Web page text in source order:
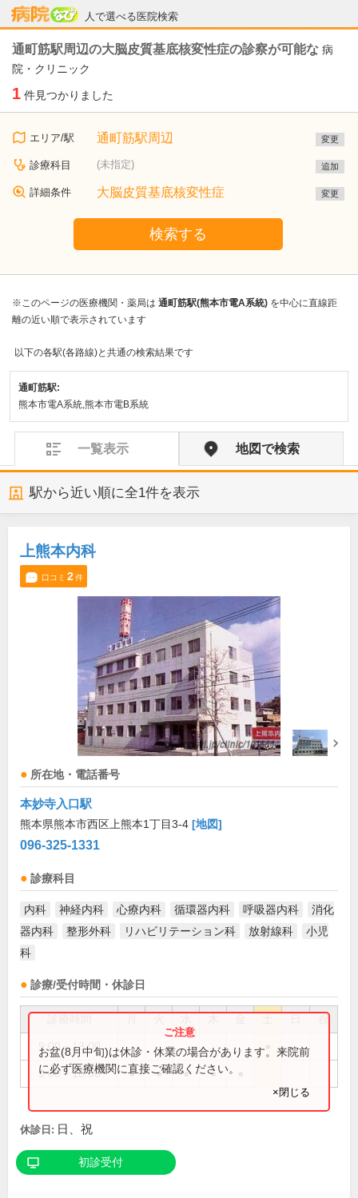
人で選べる医院検索
病院なび
通町筋駅周辺の大脳皮質基底核変性症の診察が可能な 病
院・クリニック
1 件見つかりました
エリア/駅 通町筋駅周辺 変更
診療科目 (未指定) 追加
詳細条件 大脳皮質基底核変性症 変更
検索する
※このページの医療機関・薬局は 通町筋駅(熊本市電A系統) を中心に直線距
離の近い順で表示されています
以下の各駅(各路線)と共通の検索結果です
通町筋駅:
熊本市電A系統,熊本市電B系統
一覧表示 地図で検索
駅から近い順に全1件を表示
上熊本内科
口コミ 2件
所在地・電話番号
本妙寺入口駅
熊本県熊本市西区上熊本1丁目3-4 [地図]
096-325-1331
診療科目
内科 神経内科 心療内科 循環器内科 呼吸器内科
消化
器内科
整形外科 リハビリテーション科 放射線科
小児
科
診療/受付時間・休診日
祝
9:00～13:00
9:00～18:00 ● ● ● ●
お盆(8月中旬)は休診・休業の場合があります。来院前
に必ず医療機関に直接ご確認ください。
×閉じる
休診日: 日、祝
初診受付